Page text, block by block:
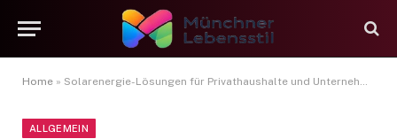
Home » Solarenergie-Lösungen für Privathaushalte und Unternehmen effizient nutzen
ALLGEMEIN